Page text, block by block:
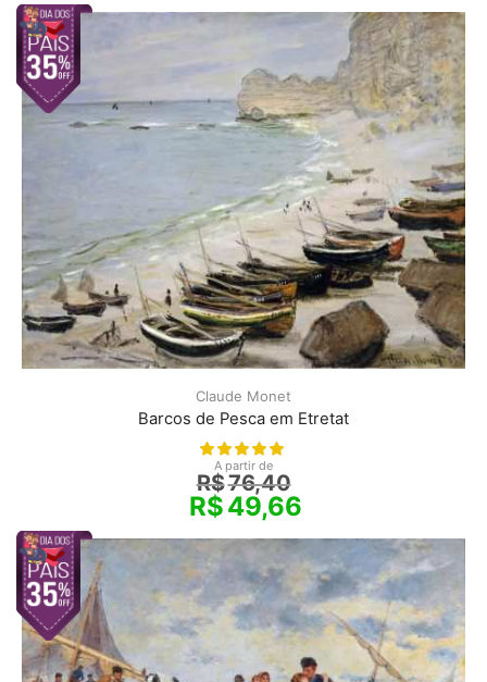
Claude Monet
Barcos de Pesca em Etretat
A partir de
R$76,40
R$49,66